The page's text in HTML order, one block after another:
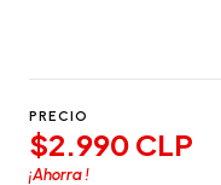
PRECIO
$2.990 CLP
¡Ahorra!